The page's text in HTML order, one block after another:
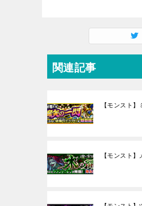
関連記事
【モンスト
【モンスト